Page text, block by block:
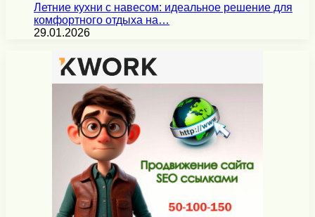
Летние кухни с навесом: идеальное решение для
комфортного отдыха на…
29.01.2026